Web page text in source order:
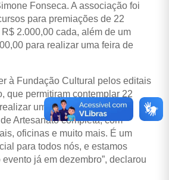
Fonseca. A associação foi
para premiações de 22
2.000,00 cada, além de um
para realizar uma feira de
à Fundação Cultural pelos editais
que permitiram contemplar 22
um sonho antigo da
Artesanato completa, com
oficinas e muito mais. É um
para todos nós, e estamos
já em dezembro”, declarou